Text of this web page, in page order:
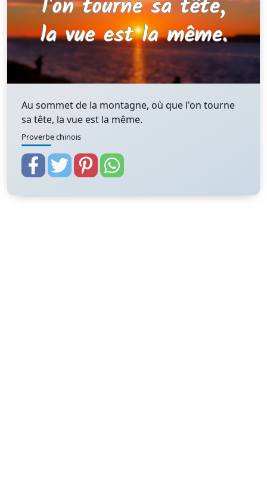
Au sommet de la montagne, où que l'on tourne
sa tête, la vue est la même.
Proverbe chinois